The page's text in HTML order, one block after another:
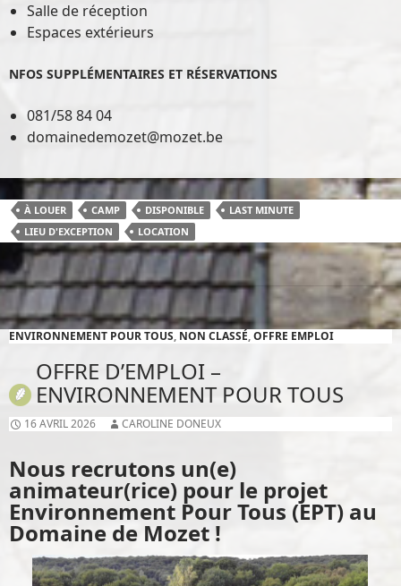
Salle de réception
Espaces extérieurs
NFOS SUPPLÉMENTAIRES ET RÉSERVATIONS
081/58 84 04
domainedemozet@mozet.be
À LOUER CAMP DISPONIBLE
LAST MINUTE
LIEU D'EXCEPTION
LOCATION
ENVIRONNEMENT POUR TOUS, NON CLASSÉ,OFFRE EMPLOI
OFFRE D’EMPLOI –
ENVIRONNEMENT POUR TOUS
16 AVRIL 2026 CAROLINE DONEUX
Nous recrutons un(e)
animateur(rice) pour le projet
Environnement Pour Tous (EPT) au
Domaine de Mozet !